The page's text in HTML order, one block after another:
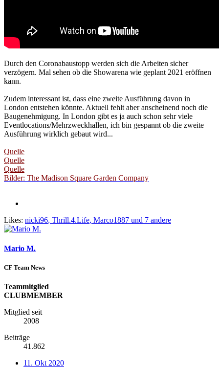
Durch den Coronabaustopp werden sich die Arbeiten sicher
verzögern. Mal sehen ob die Showarena wie geplant 2021 eröffnen
kann.
Zudem interessant ist, dass eine zweite Ausführung davon in
London entstehen könnte. Aktuell fehlt aber anscheinend noch die
Baugenehmigung. In London gibt es ja auch schon sehr viele
Eventlocations/Mehrzweckhallen, ich bin gespannt ob die zweite
Ausführung wirklich gebaut wird...
Quelle
Quelle
Quelle
Bilder: The Madison Square Garden Company
Likes: nicki96, Thrill.4.Life, Marco1887 und 7 andere
Mario M.
CF Team News
Teammitglied
CLUBMEMBER
Mitglied seit
2008
Beiträge
41.862
11. Okt 2020